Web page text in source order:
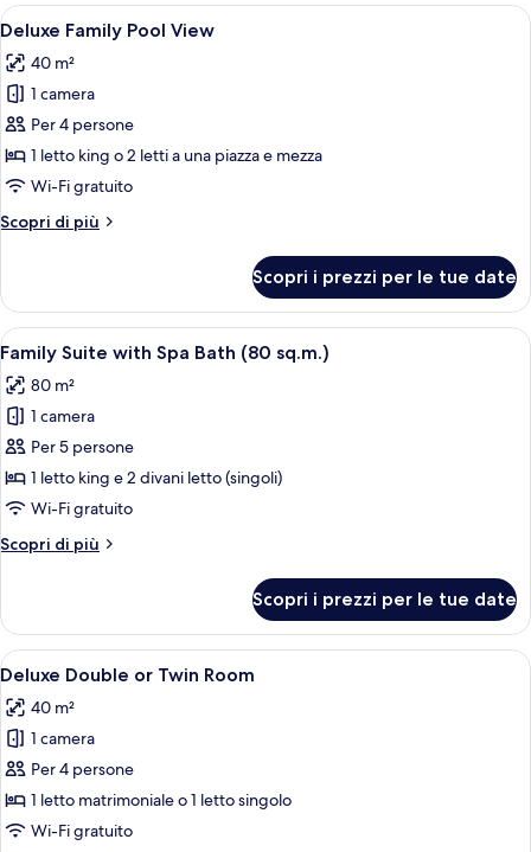
View
With
View
Apri
tutte
le
foto
per
Deluxe
Family
View
Camera d'albergo moderna con
11
Deluxe Family Pool View
40 m²
1 camera
Per 4 persone
1 letto king o 2 letti a una piazza e mezza
Wi-Fi gratuito
Scopri di più
Altri
Family
Pool
View
Scopri i prezzi per le tue date
Apri
tutte
le
foto
per
Family
Suite
Spa
sq.m.)
Una camera d'albergo moderna con
7
Family Suite with Spa Bath (80 sq.m.)
80 m²
1 camera
Per 5 persone
1 letto king e 2 divani letto (singoli)
Wi-Fi gratuito
Scopri di più
Altri
Suite
with
Spa
(80
sq.m.)
Scopri i prezzi per le tue date
Apri
tutte
le
foto
per
Deluxe
Double
Una camera d'albergo moderna
8
Deluxe Double or Twin Room
40 m²
1 camera
Per 4 persone
1 letto matrimoniale o 1 letto singolo
Wi-Fi gratuito